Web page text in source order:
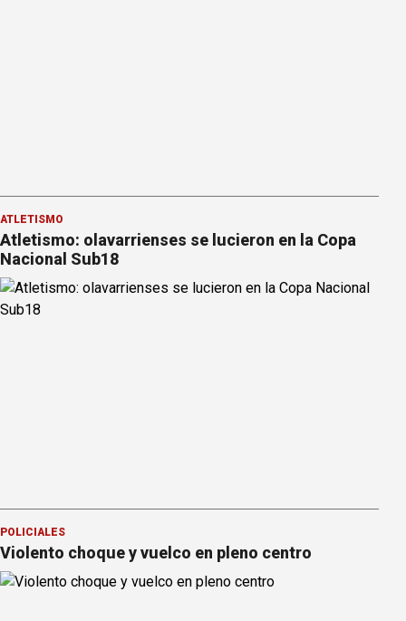
ATLETISMO
Atletismo: olavarrienses se lucieron en la Copa
Nacional Sub18
POLICIALES
Violento choque y vuelco en pleno centro